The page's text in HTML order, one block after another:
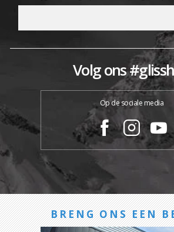
Volg ons
Op de sociale media
BRENG ONS EEN